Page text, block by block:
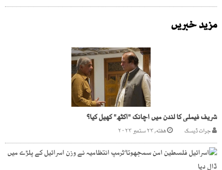
مزید خبریں
شریف فیملی کا لندن میں اچانک "اکٹھ" کھیل کیا؟
جرات ڈیسک هفته, ۲۳ ستمبر ۲۰۲۳